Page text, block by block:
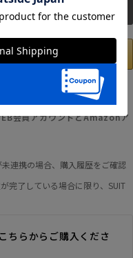
支払いおよび新規WEB会員登
会員アカウントとAmazonア
連携の場合、購入履歴をご確認
完了している場合に限り、SUIT
ちらからご購入くださ